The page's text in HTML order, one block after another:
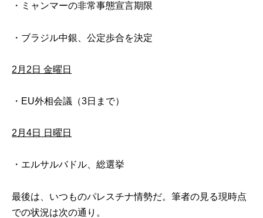
・ミャンマーの非常事態宣言期限
・ブラジル中銀、公定歩合を決定
2月2日 金曜日
・EU外相会議（3日まで）
2月4日 日曜日
・エルサルバドル、総選挙
最後は、いつものパレスチナ情勢だ。筆者の見る現時点
での状況は次の通り。